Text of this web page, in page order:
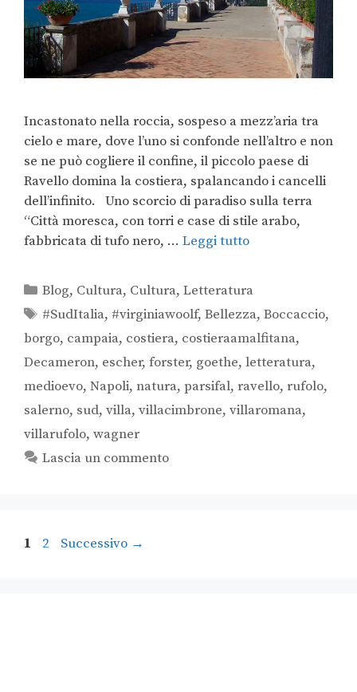
Incastonato nella roccia, sospeso a mezz’aria tra
cielo e mare, dove l’uno si confonde nell’altro e non
se ne può cogliere il confine, il piccolo paese di
Ravello domina la costiera, spalancando i cancelli
dell’infinito. Uno scorcio di paradiso sulla terra
“Città moresca, con torri e case di stile arabo,
fabbricata di tufo nero, … Leggi tutto
Blog, Cultura, Cultura,Letteratura
#SudItalia, #virginiawoolf,Bellezza,Boccaccio,
borgo, campaia, costiera, costieraamalfitana,
Decameron, escher, forster, goethe, letteratura,
medioevo, Napoli, natura, parsifal, ravello, rufolo,
salerno, sud, villa, villacimbrone, villaromana,
villarufolo, wagner
Lascia un commento
1 2 Successivo →